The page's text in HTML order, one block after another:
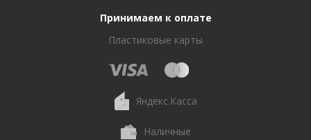
Принимаем к оплате
Пластиковые карты
Яндекс.Касса
Наличные